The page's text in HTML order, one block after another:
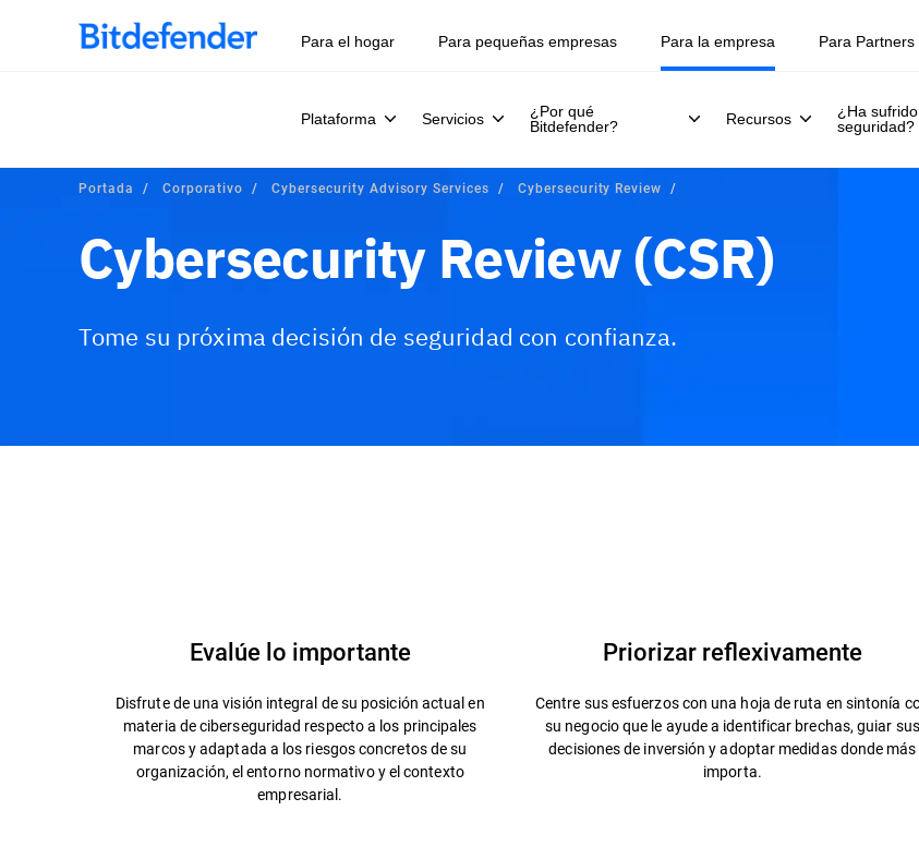
Para el hogar Para pequeñas empresas Para la empresa
Plataforma Servicios
¿Por qué
Bitdefender?
Recursos
¿Ha
seguridad?
Para Partners
Portada Corporativo Cybersecurity Advisory Services Cybersecurity Review
Cybersecurity Review (CSR)
Tome su próxima decisión de seguridad con confianza.
Evalúe lo importante
Disfrute de una visión integral de su posición actual en
materia de ciberseguridad respecto a los principales
marcos y adaptada a los riesgos concretos de su
organización, el entorno normativo y el contexto
empresarial.
Priorizar reflexivamente
Centre sus esfuerzos con una hoja de ruta en sintonía
su negocio que le ayude a identificar brechas, guiar sus
decisiones de inversión y adoptar medidas donde más
importa.